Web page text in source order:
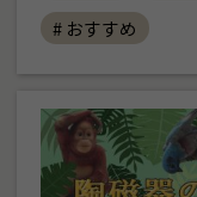
# おすすめ